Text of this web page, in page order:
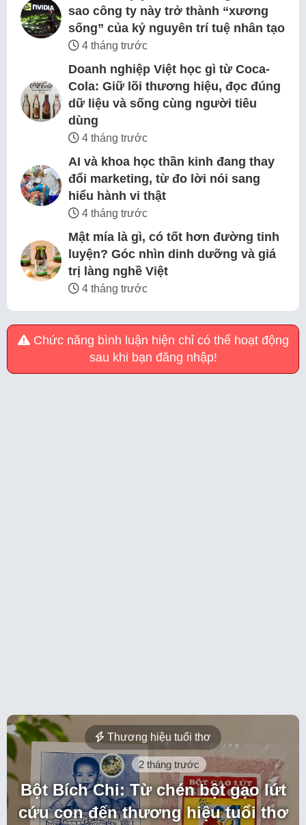
sao công ty này trở thành “xương
sống” của kỷ nguyên trí tuệ nhân tạo
4 tháng trước
Doanh nghiệp Việt học gì từ Coca-
Cola: Giữ lõi thương hiệu, đọc đúng
dữ liệu và sống cùng người tiêu
dùng
4 tháng trước
AI và khoa học thần kinh đang thay
đổi marketing, từ đo lời nói sang
hiểu hành vi thật
4 tháng trước
Mật mía là gì, có tốt hơn đường tinh
luyện? Góc nhìn dinh dưỡng và giá
trị làng nghề Việt
4 tháng trước
Chức năng bình luận hiện chỉ có thể hoạt động
sau khi bạn đăng nhập!
Thương hiệu tuổi thơ
2 tháng trước
Bột Bích Chi: Từ chén bột gạo lứt
cứu con đến thương hiệu tuổi thơ